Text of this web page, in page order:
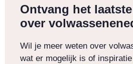
Ontvang het
over
Wil je meer weten over
wat er mogelijk is of